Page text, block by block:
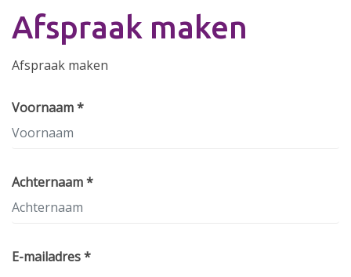
Afspraak maken
Afspraak maken
Voornaam *
Achternaam *
E-mailadres *